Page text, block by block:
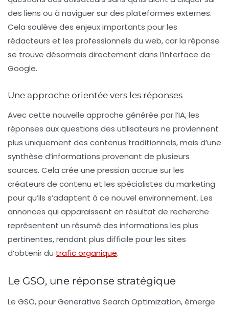
des liens ou à naviguer sur des plateformes externes.
Cela soulève des enjeux importants pour les
rédacteurs et les professionnels du web, car la réponse
se trouve désormais directement dans l’interface de
Google.
Une approche orientée vers les réponses
Avec cette nouvelle approche générée par l’IA, les
réponses aux questions des utilisateurs ne proviennent
plus uniquement des contenus traditionnels, mais d’une
synthèse d’informations provenant de plusieurs
sources. Cela crée une pression accrue sur les
créateurs de contenu et les spécialistes du marketing
pour qu’ils s’adaptent à ce nouvel environnement. Les
annonces qui apparaissent en résultat de recherche
représentent un résumé des informations les plus
pertinentes, rendant plus difficile pour les sites
d’obtenir du trafic organique.
Le GSO, une réponse stratégique
Le GSO, pourGenerative Search Optimization, émerge